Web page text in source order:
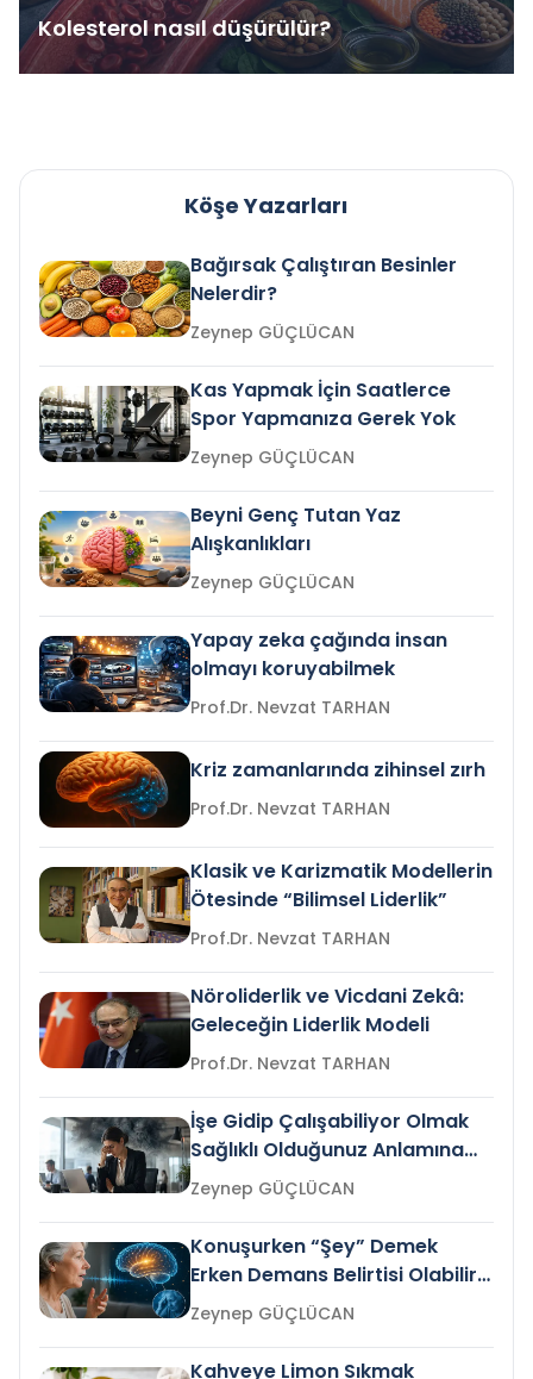
Kolesterol nasıl düşürülür?
Köşe Yazarları
Bağırsak Çalıştıran Besinler
Nelerdir?
Zeynep GÜÇLÜCAN
Kas Yapmak İçin Saatlerce
Spor Yapmanıza Gerek Yok
Zeynep GÜÇLÜCAN
Beyni Genç Tutan Yaz
Alışkanlıkları
Zeynep GÜÇLÜCAN
Yapay zeka çağında insan
olmayı koruyabilmek
Prof.Dr. Nevzat TARHAN
Kriz zamanlarında zihinsel zırh
Prof.Dr. Nevzat TARHAN
Klasik ve Karizmatik Modellerin
Ötesinde “Bilimsel Liderlik”
Prof.Dr. Nevzat TARHAN
Nöroliderlik ve Vicdani Zekâ:
Geleceğin Liderlik Modeli
Prof.Dr. Nevzat TARHAN
İşe Gidip Çalışabiliyor Olmak
Sağlıklı Olduğunuz Anlamına
Gelir mi?Zeynep GÜÇLÜCAN
Konuşurken “Şey” Demek
Erken Demans Belirtisi Olabilir
mi?
Zeynep GÜÇLÜCAN
Kahveye Limon Sıkmak